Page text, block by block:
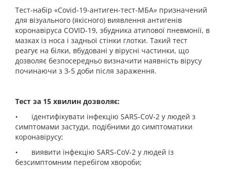
Тест-набір «Covid-19-антиген-тест-МБА» призначений
для візуального (якісного) виявлення антигенів
коронавіруса COVID-19, збудника атипової пневмонії, в
мазках із носа і задньої стінки глотки. Такий тест
реагує на білки, вбудовані у вірусні частинки, що
дозволяє безпосередньо визначити наявність вірусу
починаючи з 3-5 доби після зараження.
Тест за 15 хвилин дозволяє:
•
ідентифікувати інфекцію SARS-CoV-2 у людей з
симптомами застуди, подібними до симптоматики
коронавірусу;
•
виявити інфекцію SARS-CoV-2 у людей із
безсимптомним перебігом хвороби;